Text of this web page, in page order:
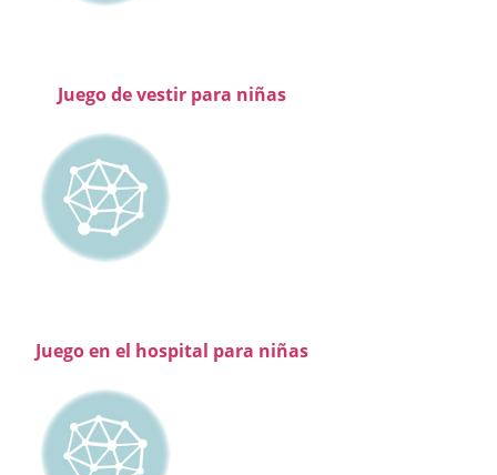
Juego de vestir para niñas
Juego en el hospital para niñas